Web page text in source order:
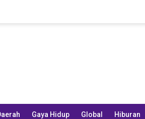
Gaya Hidup Global Hiburan